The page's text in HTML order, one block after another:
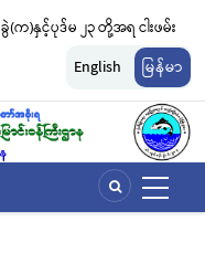
(က)နှင့်ပုဒ်မ ၂၃ တို့အရ ငါးဖမ်း
ျားကို အောက်ပါအတိုင်း
မ
English မြန်မာ